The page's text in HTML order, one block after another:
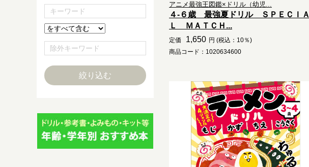
アニメ最強王図鑑×ドリル（幼児...
４-６歳 最強夏ドリル ＳＰＥＣＩＡ
Ｌ ＭＡＴＣＨ...
定価 1,650 円 (税込：10％)
商品コード：1020634600